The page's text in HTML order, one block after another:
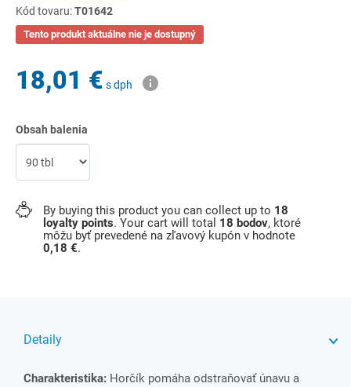
Kód tovaru:T01642
Tento produkt aktuálne nie je dostupný
18,01 € s dph
Obsah balenia
By buying this product you can collect up to 18
loyalty points. Your cart will total 18 bodov, ktoré
môžu byť prevedené na zľavový kupón v hodnote
0,18 €.
Detaily
Charakteristika: Horčík pomáha odstraňovať únavu a